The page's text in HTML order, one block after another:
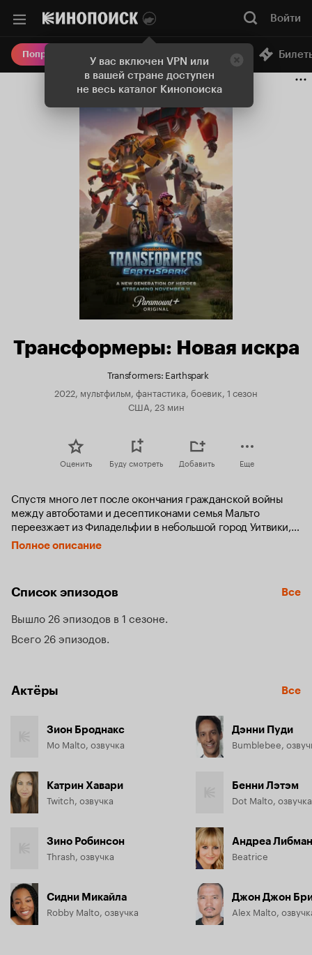
У вас включен VPN или
в вашей стране доступен
не весь каталог Кинопоиска
Войти
Попробовать Плюс Онлайн-кинотеатр
Трансформеры: Новая искра
Transformers: Earthspark
2022, мультфильм, фантастика, боевик, 1 сезон
США, 23 мин
Оценить Буду смотреть Добавить Еще
Спустя много лет после окончания гражданской войны
между автоботами и десептиконами семья Мальто
переезжает из Филадельфии в небольшой город Уитвики,
штат Пенсильвания. Там молодые Робби и Мо Мальто
становятся свидетелями рождения новой породы земных
кибер-перчатки на руках. Террансы, принятые в семью
чтобы защитить их новую жизнь и найти свое место
в мире.
Полное описание
Список эпизодов Все
Вышло 26 эпизодов в 1 сезоне
Всего 26 эпизодов
Актёры Все
Зион Броднакс
Mo Malto, озвучка
Катрин Хавари
Twitch, озвучка
Зино Робинсон
Thrash, озвучка
Сидни Микайла
Robby Malto, озвучка
Дэнни Пуди
Bumblebee,
Бенни Лэтэм
Dot Malto, озвучка
Андреа Либман
Beatrice
Джон Джон
Alex Malto,